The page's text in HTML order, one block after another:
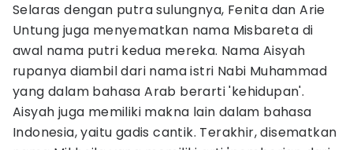
Selaras dengan putra sulungnya, Fenita dan Arie
Untung juga menyematkan nama Misbareta di
awal nama putri kedua mereka. Nama Aisyah
rupanya diambil dari nama istri Nabi Muhammad
yang dalam bahasa Arab berarti 'kehidupan'.
Aisyah juga memiliki makna lain dalam bahasa
Indonesia, yaitu gadis cantik. Terakhir, disematkan